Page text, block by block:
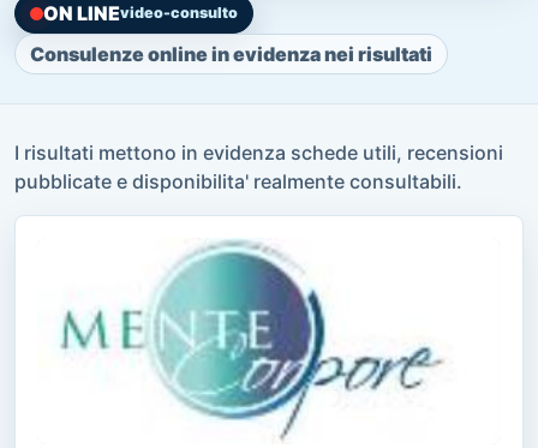
ON LINEvideo-consulto
Consulenze online in evidenza nei risultati
I risultati mettono in evidenza schede utili, recensioni
pubblicate e disponibilita' realmente consultabili.